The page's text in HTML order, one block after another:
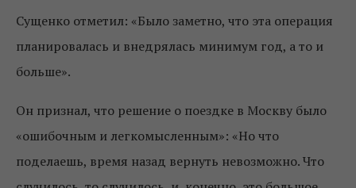
Сущенко отметил: «Было заметно, что эта операция
планировалась и внедрялась минимум год, а то и
больше».
Он признал, что решение о поездке в Москву было
«ошибочным и легкомысленным»: «Но что
поделаешь, время назад вернуть невозможно. Что